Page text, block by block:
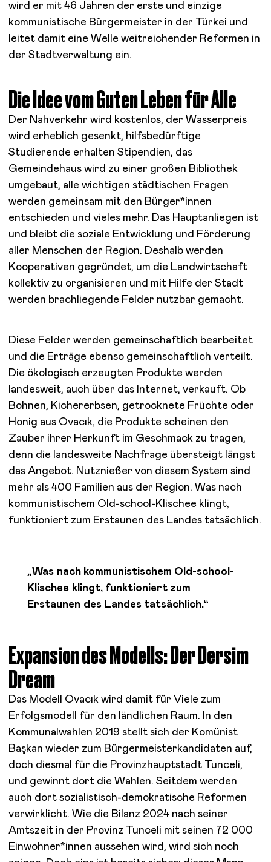
wird er mit 46 Jahren der erste und einzige
kommunistische Bürgermeister in der Türkei und
leitet damit eine Welle weitreichender Reformen in
der Stadtverwaltung ein.
Die Idee vom Guten Leben für Alle
Der Nahverkehr wird kostenlos, der Wasserpreis
wird erheblich gesenkt, hilfsbedürftige
Studierende erhalten Stipendien, das
Gemeindehaus wird zu einer großen Bibliothek
umgebaut, alle wichtigen städtischen Fragen
werden gemeinsam mit den Bürger*innen
entschieden und vieles mehr. Das Hauptanliegen ist
und bleibt die soziale Entwicklung und Förderung
aller Menschen der Region. Deshalb werden
Kooperativen gegründet, um die Landwirtschaft
kollektiv zu organisieren und mit Hilfe der Stadt
werden brachliegende Felder nutzbar gemacht.
Diese Felder werden gemeinschaftlich bearbeitet
und die Erträge ebenso gemeinschaftlich verteilt.
Die ökologisch erzeugten Produkte werden
landesweit, auch über das Internet, verkauft. Ob
Bohnen, Kichererbsen, getrocknete Früchte oder
Honig aus Ovacık, die Produkte scheinen den
Zauber ihrer Herkunft im Geschmack zu tragen,
denn die landesweite Nachfrage übersteigt längst
das Angebot. Nutznießer von diesem System sind
mehr als 400 Familien aus der Region. Was nach
kommunistischem Old-school-Klischee klingt,
funktioniert zum Erstaunen des Landes tatsächlich.
„Was nach kommunistischem Old-school-
Klischee klingt, funktioniert zum
Erstaunen des Landes tatsächlich.“
Expansion des Modells: Der Dersim
Dream
Das Modell Ovacık wird damit für Viele zum
Erfolgsmodell für den ländlichen Raum. In den
Kommunalwahlen 2019 stellt sich der Komünist
Başkan wieder zum Bürgermeisterkandidaten auf,
doch diesmal für die Provinzhauptstadt Tunceli,
und gewinnt dort die Wahlen. Seitdem werden
auch dort sozialistisch-demokratische Reformen
verwirklicht. Wie die Bilanz 2024 nach seiner
Amtszeit in der Provinz Tunceli mit seinen 72 000
Einwohner*innen aussehen wird, wird sich noch